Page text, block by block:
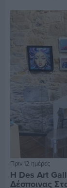
Πριν 12 ημέρες
Η Des Art
Δέσποινας